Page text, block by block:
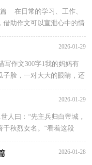
篇 在日常的学习、工作、
借助作文可以宣泄心中的情
呢？以下是...
2026-01-29
作文300字1我的妈妈有
子脸，一对大大的眼睛，还
爱我，一天，外面下着...
2026-01-29
人曰：“先主兵归白帝城，
千秋烈女名。”看着这段
2026-01-28